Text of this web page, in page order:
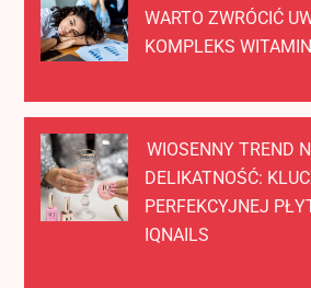
WARTO ZWRÓCIĆ
KOMPLEKS
WIOSENNY TREND
DELIKATNOŚĆ:
PERFEKCYJNEJ
IQNAILS